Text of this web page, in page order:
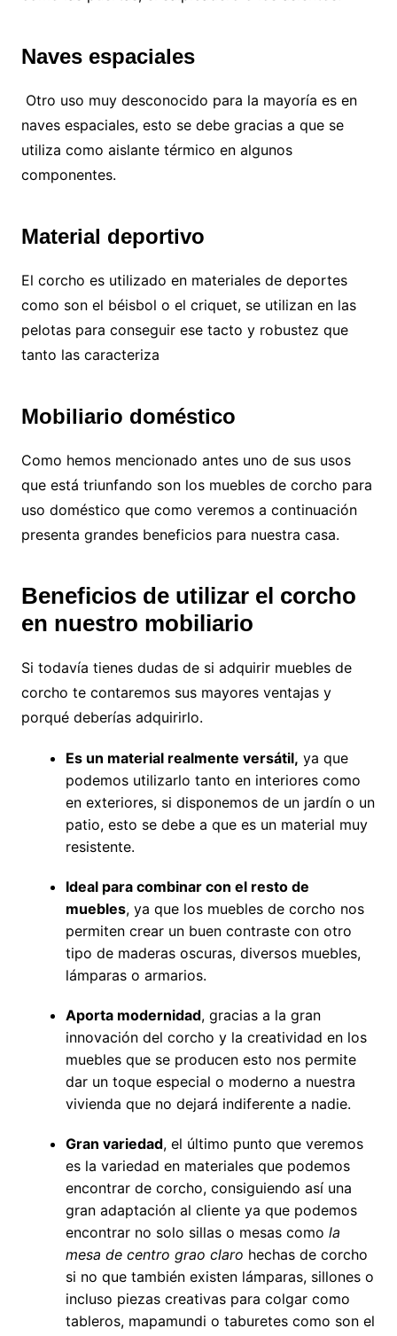
Naves espaciales
Otro uso muy desconocido para la mayoría es en
naves espaciales, esto se debe gracias a que se
utiliza como aislante térmico en algunos
componentes.
Material deportivo
El corcho es utilizado en materiales de deportes
como son el béisbol o el criquet, se utilizan en las
pelotas para conseguir ese tacto y robustez que
tanto las caracteriza
Mobiliario doméstico
Como hemos mencionado antes uno de sus usos
que está triunfando son los muebles de corcho para
uso doméstico que como veremos a continuación
presenta grandes beneficios para nuestra casa.
Beneficios de utilizar el corcho
en nuestro mobiliario
Si todavía tienes dudas de si adquirir muebles de
corcho te contaremos sus mayores ventajas y
porqué deberías adquirirlo.
Es un material realmente versátil, ya que
podemos utilizarlo tanto en interiores como
en exteriores, si disponemos de un jardín o un
patio, esto se debe a que es un material muy
resistente.
Ideal para combinar con el resto de
muebles, ya que los muebles de corcho nos
permiten crear un buen contraste con otro
tipo de maderas oscuras, diversos muebles,
lámparas o armarios.
Aporta modernidad, gracias a la gran
innovación del corcho y la creatividad en los
muebles que se producen esto nos permite
dar un toque especial o moderno a nuestra
vivienda que no dejará indiferente a nadie.
Gran variedad, el último punto que veremos
es la variedad en materiales que podemos
encontrar de corcho, consiguiendo así una
gran adaptación al cliente ya que podemos
encontrar no solo sillas o mesas como la
mesa de centro grao claro hechas de corcho
si no que también existen lámparas, sillones o
incluso piezas creativas para colgar como
tableros, mapamundi o taburetes como son el